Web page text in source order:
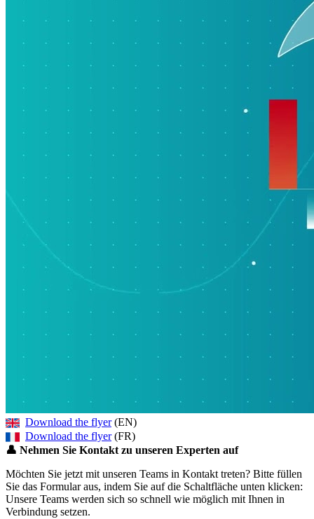
Download the flyer(EN)
Download the flyer(FR)
👤 Nehmen Sie Kontakt zu unseren Experten auf
Möchten Sie jetzt mit unseren Teams in Kontakt treten? Bitte füllen
Sie das Formular aus, indem Sie auf die Schaltfläche unten klicken:
Unsere Teams werden sich so schnell wie möglich mit Ihnen in
Verbindung setzen.